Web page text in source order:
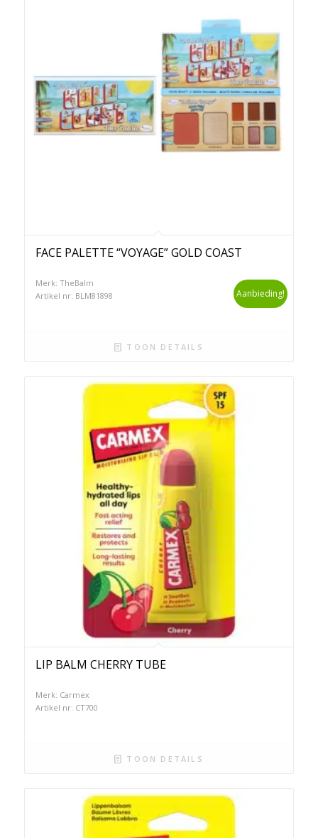
FACE PALETTE “VOYAGE” GOLD COAST
Merk: TheBalm
Artikel nr: BLM81898
Aanbieding!
TOON DETAILS
LIP BALM CHERRY TUBE
Merk: Carmex
Artikel nr: CT700
TOON DETAILS